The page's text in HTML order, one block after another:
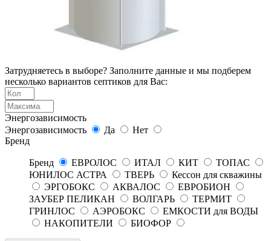
Затрудняетесь в выборе? Заполните данные и мы подберем
несколько вариантов септиков для Вас:
Энергозависимость
Энергозависимость
Да
Нет
Бренд
Бренд ЕВРОЛОС ИТАЛ КИТ
ТОПАС
ЮНИЛОС АСТРА
ТВЕРЬ
Кессон для скважины
ЭРГОБОКС
АКВАЛОС
ЕВРОБИОН
ЗАУБЕР ПЕЛИКАН
ВОЛГАРЬ
ТЕРМИТ
ГРИНЛОС
АЭРОБОКС
ЕМКОСТИ для ВОДЫ
НАКОПИТЕЛИ
БИОФОР